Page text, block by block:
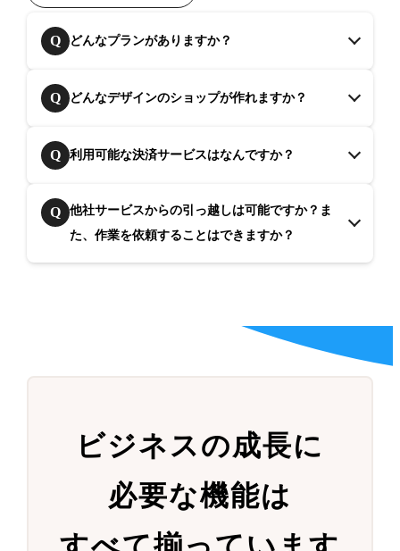
Q どんなプランがありますか？
Q どんなデザインのショップが作れますか？
Q 利用可能な決済サービスはなんですか？
Q
他社サービスからの引っ越しは可能ですか？ま
た、作業を依頼することはできますか？
ビジネスの成長に
必要な機能は